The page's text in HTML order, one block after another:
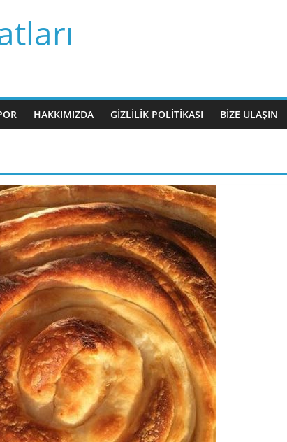
HAKKIMIZDA GIZLILIK POLITIKASI BIZE ULAŞIN